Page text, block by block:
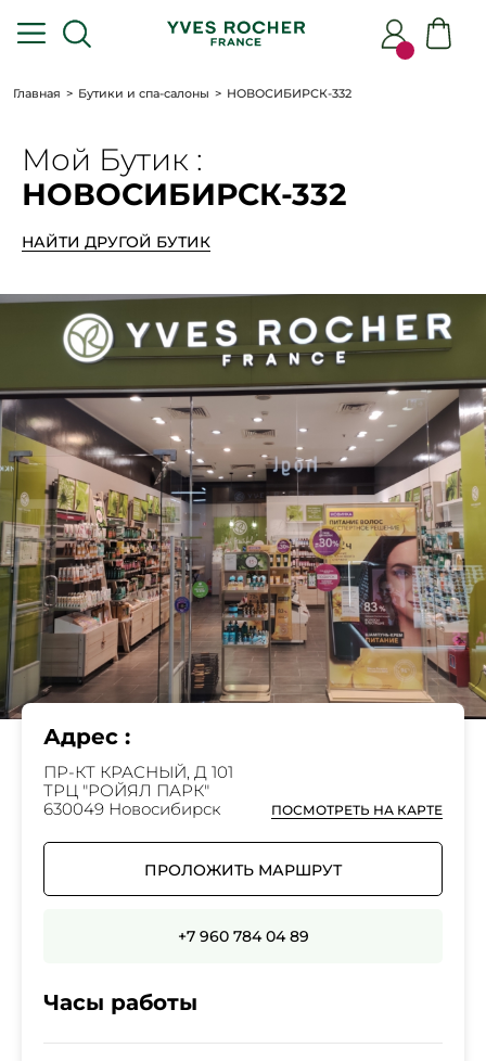
Главная Бутики и спа-салоны НОВОСИБИРСК-332
Мой Бутик :
НОВОСИБИРСК-332
НАЙТИ ДРУГОЙ БУТИК
Адрес :
ПР-КТ КРАСНЫЙ, Д 101
ТРЦ "РОЙЯЛ ПАРК"
630049 Новосибирск
ПОСМОТРЕТЬ НА КАРТЕ
ПРОЛОЖИТЬ МАРШРУТ
+7 960 784 04 89
Часы работы